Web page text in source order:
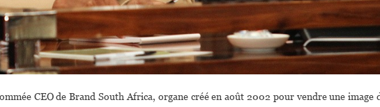
CEO de Brand South Africa, organe créé en août 2002 pour vendre une image